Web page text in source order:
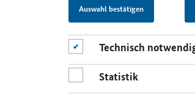
Auswahl bestätigen
Technisch
Statistik